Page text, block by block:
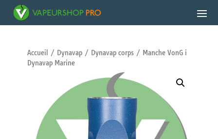
Accueil / Dynavap/ Dynavap corps/ Manche VonG i
Dynavap Marine